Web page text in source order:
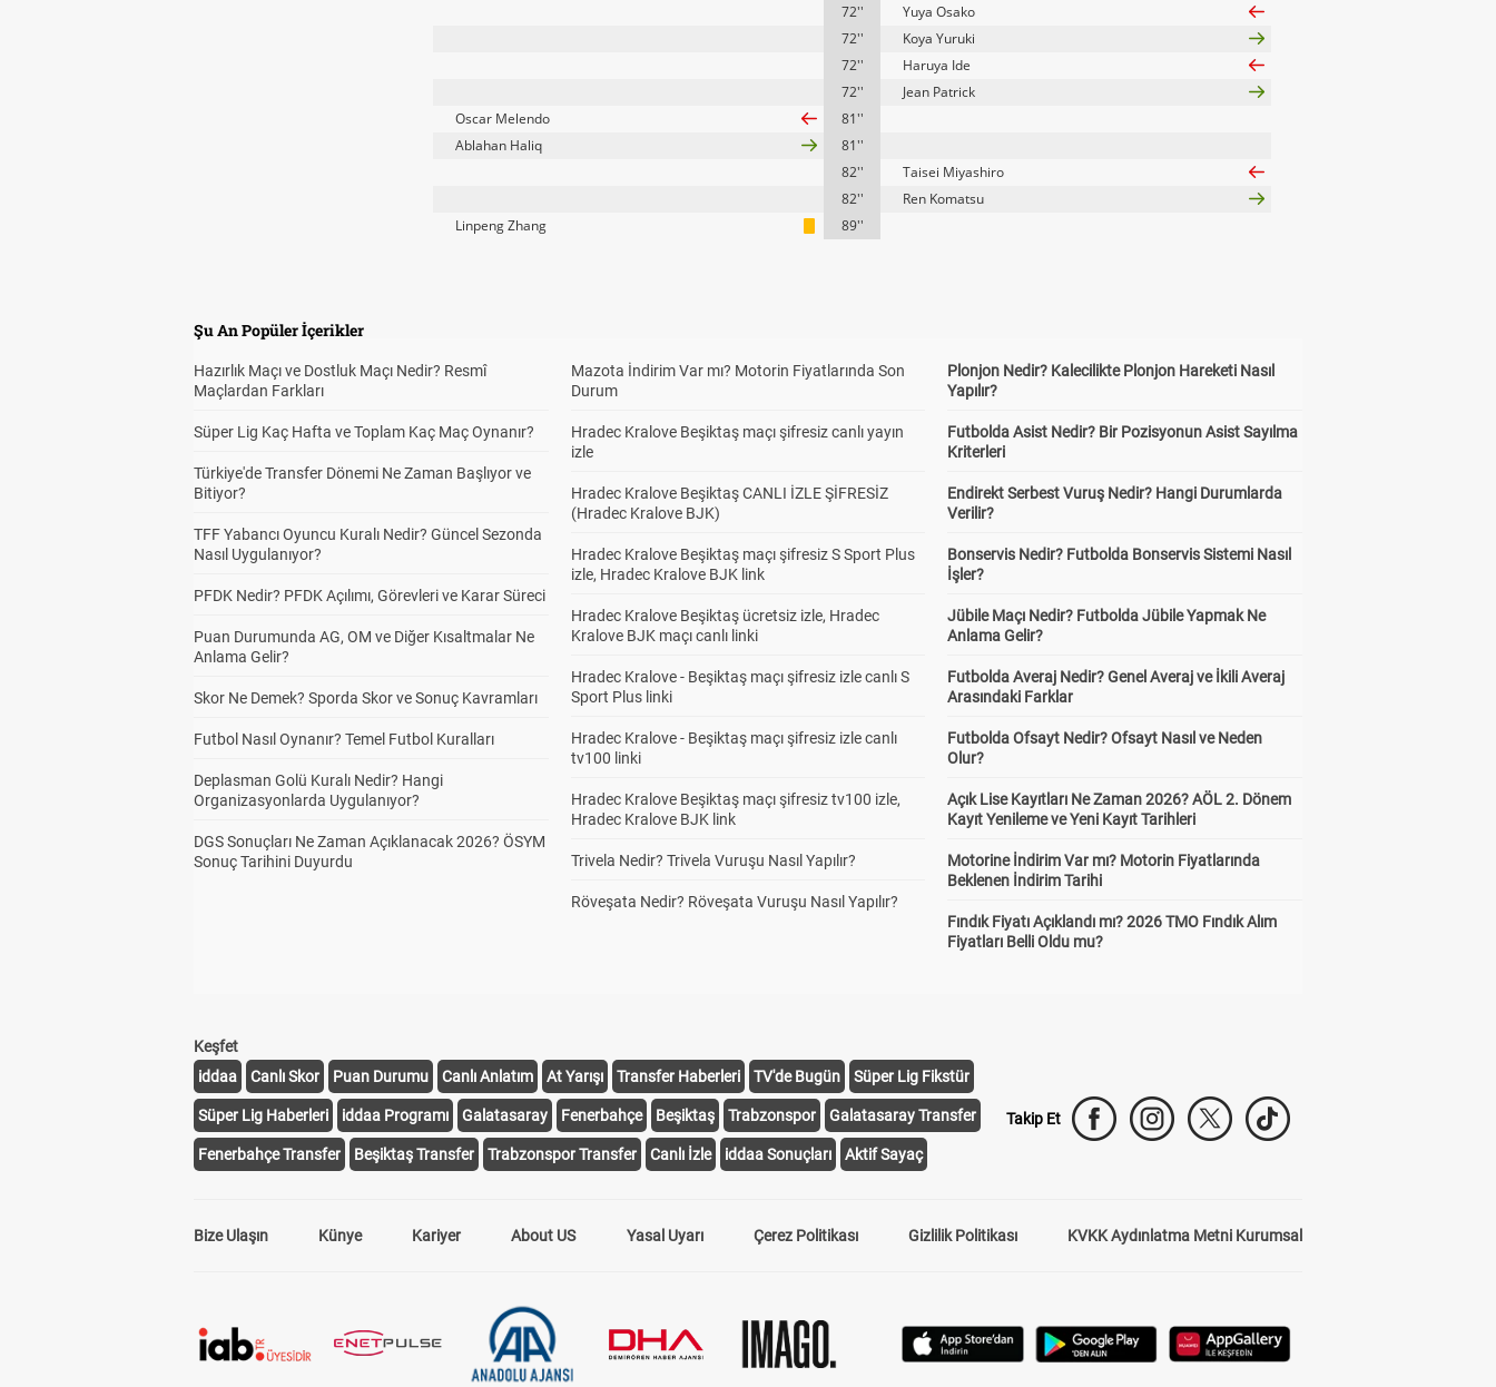
72''
Yuya Osako
72''
Koya Yuruki
72''
Haruya Ide
72''
Jean Patrick
Oscar Melendo
81''
Ablahan Haliq
81''
82''
Taisei Miyashiro
82''
Ren Komatsu
Linpeng Zhang
89''
Şu An Popüler İçerikler
Hazırlık Maçı ve Dostluk Maçı Nedir? Resmî
Maçlardan Farkları
Süper Lig Kaç Hafta ve Toplam Kaç Maç Oynanır?
Türkiye'de Transfer Dönemi Ne Zaman Başlıyor ve
Bitiyor?
TFF Yabancı Oyuncu Kuralı Nedir? Güncel Sezonda
Nasıl Uygulanıyor?
PFDK Nedir? PFDK Açılımı, Görevleri ve Karar Süreci
Puan Durumunda AG, OM ve Diğer Kısaltmalar Ne
Anlama Gelir?
Skor Ne Demek? Sporda Skor ve Sonuç Kavramları
Futbol Nasıl Oynanır? Temel Futbol Kuralları
Deplasman Golü Kuralı Nedir? Hangi
Organizasyonlarda Uygulanıyor?
DGS Sonuçları Ne Zaman Açıklanacak 2026? ÖSYM
Sonuç Tarihini Duyurdu
Mazota İndirim Var mı? Motorin Fiyatlarında Son
Durum
Hradec Kralove Beşiktaş maçı şifresiz canlı yayın
izle
Hradec Kralove Beşiktaş CANLI İZLE ŞİFRESİZ
(Hradec Kralove BJK)
Hradec Kralove Beşiktaş maçı şifresiz S Sport Plus
izle, Hradec Kralove BJK link
Hradec Kralove Beşiktaş ücretsiz izle, Hradec
Kralove BJK maçı canlı linki
Hradec Kralove - Beşiktaş maçı şifresiz izle canlı S
Sport Plus linki
Hradec Kralove - Beşiktaş maçı şifresiz izle canlı
tv100 linki
Hradec Kralove Beşiktaş maçı şifresiz tv100 izle,
Hradec Kralove BJK link
Trivela Nedir? Trivela Vuruşu Nasıl Yapılır?
Röveşata Nedir? Röveşata Vuruşu Nasıl Yapılır?
Plonjon Nedir? Kalecilikte Plonjon Hareketi Nasıl
Yapılır?
Futbolda Asist Nedir? Bir Pozisyonun Asist Sayılma
Kriterleri
Endirekt Serbest Vuruş Nedir? Hangi Durumlarda
Verilir?
Bonservis Nedir? Futbolda Bonservis Sistemi Nasıl
İşler?
Jübile Maçı Nedir? Futbolda Jübile Yapmak Ne
Anlama Gelir?
Futbolda Averaj Nedir? Genel Averaj ve İkili Averaj
Arasındaki Farklar
Futbolda Ofsayt Nedir? Ofsayt Nasıl ve Neden
Olur?
Açık Lise Kayıtları Ne Zaman 2026? AÖL 2. Dönem
Kayıt Yenileme ve Yeni Kayıt Tarihleri
Motorine İndirim Var mı? Motorin Fiyatlarında
Beklenen İndirim Tarihi
Fındık Fiyatı Açıklandı mı? 2026 TMO Fındık Alım
Fiyatları Belli Oldu mu?
Keşfet
iddaa
Canlı Skor Puan Durumu Canlı Anlatım At Yarışı Transfer Haberleri TV'de Bugün Süper Lig Fikstür
Süper Lig Haberleri iddaa Programı Galatasaray Fenerbahçe Beşiktaş Trabzonspor Galatasaray Transfer
Fenerbahçe Transfer Beşiktaş Transfer Trabzonspor Transfer Canlı İzle iddaa Sonuçları Aktif Sayaç
Takip Et
Bize Ulaşın Künye Kariyer About US Yasal Uyarı Çerez Politikası Gizlilik Politikası KVKK Aydınlatma Metni Kurumsal